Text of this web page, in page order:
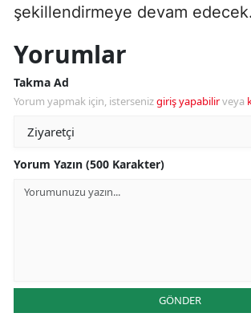
şekillendirmeye devam edecek.
Yorumlar
Takma Ad
Yorum yapmak için, istersenizgiriş yapabilirveya
Yorum Yazın (500 Karakter)
GÖNDER